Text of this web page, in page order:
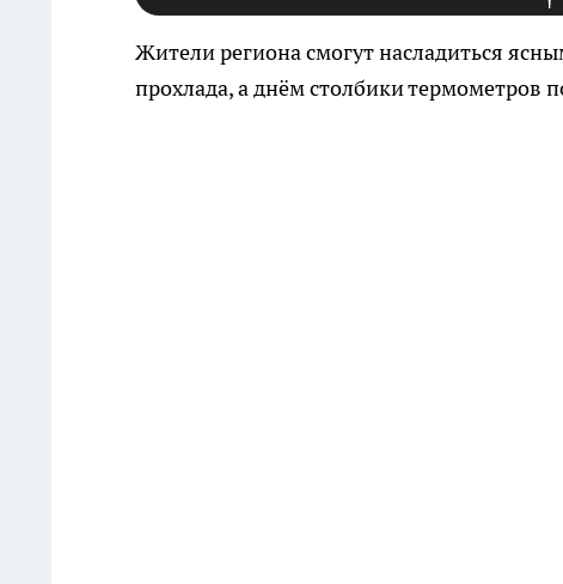
Жители региона смогут насладиться
прохлада, а днём столбики термометров